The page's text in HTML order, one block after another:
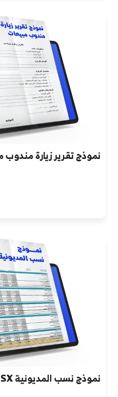
نموذج تقرير زيارة
نموذج نسب المديونية Excel - XLSX